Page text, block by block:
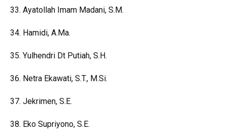
33. Ayatollah Imam Madani, S.M.
34. Hamidi, A.Ma.
35. Yulhendri Dt Putiah, S.H.
36. Netra Ekawati, S.T., M.Si.
37. Jekrimen, S.E.
38. Eko Supriyono, S.E.